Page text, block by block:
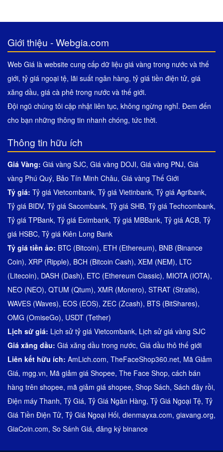
Giới thiệu - Webgia.com
Web Giá là website cung cấp dữ liệu giá vàng trong nước và thế
giới, tỷ giá ngoại tệ, lãi suất ngân hàng, tỷ giá tiền điện tử, giá
xăng dầu, giá cà phê trong nước và thế giới.
Đội ngũ chúng tôi cập nhật liên tục, không ngừng nghỉ. Đem đến
cho bạn những thông tin nhanh chóng, tức thời.
Thông tin hữu ích
Giá Vàng: Giá vàng SJC, Giá vàng DOJI, Giá vàng PNJ, Giá
vàng Phú Quý, Bảo Tín Minh Châu, Giá vàng Thế Giới
Tỷ giá: Tỷ giá Vietcombank, Tỷ giá Vietinbank, Tỷ giá Agribank,
Tỷ giá BIDV, Tỷ giá Sacombank, Tỷ giá SHB, Tỷ giá Techcombank,
Tỷ giá TPBank, Tỷ giá Eximbank, Tỷ giá MBBank, Tỷ giá ACB, Tỷ
giá HSBC, Tỷ giá Kiên Long Bank
Tỷ giá tiền ảo: BTC (Bitcoin), ETH (Ethereum), BNB (Binance
Coin), XRP (Ripple), BCH (Bitcoin Cash), XEM (NEM), LTC
(Litecoin), DASH (Dash), ETC (Ethereum Classic), MIOTA (IOTA),
NEO (NEO), QTUM (Qtum), XMR (Monero), STRAT (Stratis),
WAVES (Waves), EOS (EOS), ZEC (Zcash), BTS (BitShares),
OMG (OmiseGo), USDT (Tether)
Lịch sử giá: Lịch sử tỷ giá Vietcombank, Lịch sử giá vàng SJC
Giá xăng dầu: Giá xăng dầu trong nước, Giá dầu thô thế giới
Liên kết hữu ích: AmLich.com, TheFaceShop360.net, Mã Giảm
Giá, mgg.vn, Mã giảm giá Shopee, The Face Shop, cách bán
hàng trên shopee, mã giảm giá shopee, Shop Sách, Sách đây rồi,
Điện máy Thanh, Tỷ Giá, Tỷ Giá Ngân Hàng, Tỷ Giá Ngoại Tệ, Tỷ
Giá Tiền Điện Tử, Tỷ Giá Ngoại Hối, dienmayxa.com, giavang.org,
GiaCoin.com, So Sánh Giá, đăng ký binance